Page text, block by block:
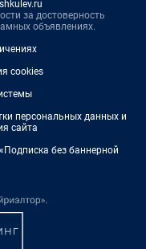
за достоверность
объявлениях.
cookies
персональных данных и
сайта
без баннерной